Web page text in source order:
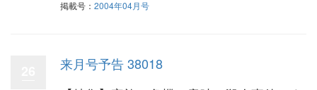
掲載号： 2004年04月号
来月号予告 38018